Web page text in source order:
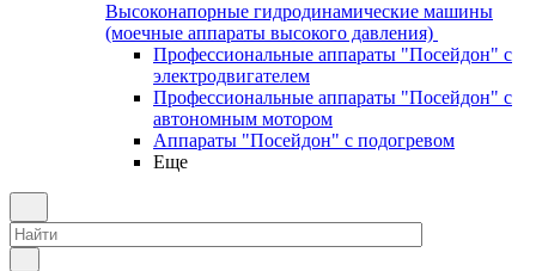
Высоконапорные гидродинамические машины
(моечные аппараты высокого давления)
Профессиональные аппараты "Посейдон" с
электродвигателем
Профессиональные аппараты "Посейдон" с
автономным мотором
Аппараты "Посейдон" с подогревом
Еще